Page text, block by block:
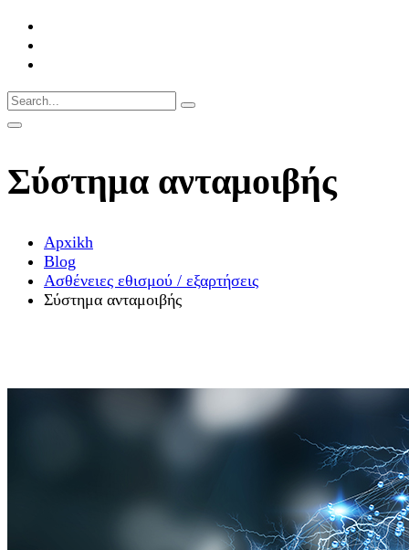
Σύστημα ανταμοιβής
Αpxikh
Blog
Ασθένειες εθισμού / εξαρτήσεις
Σύστημα ανταμοιβής